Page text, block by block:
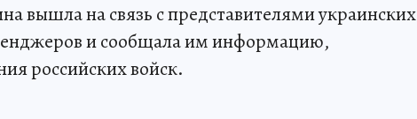
вышла на связь с представителями украинских
и сообщала им информацию,
российских войск.